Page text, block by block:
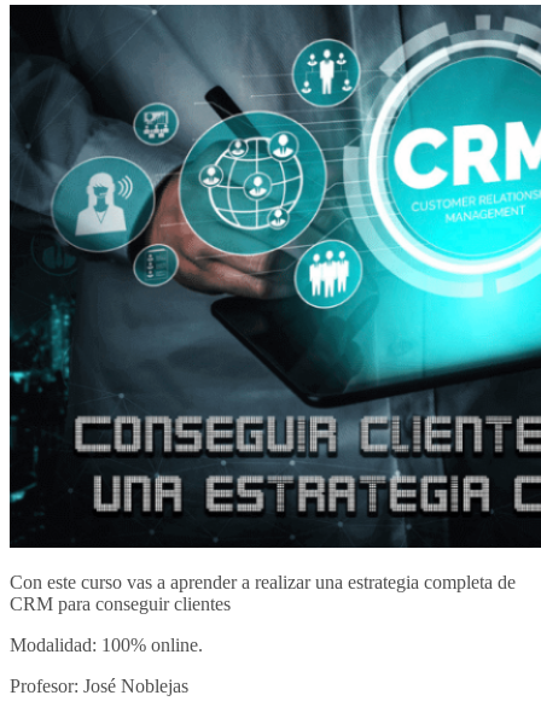
Con este curso vas a aprender a realizar una estrategia completa de
CRM para conseguir clientes
Modalidad: 100% online.
Profesor: José Noblejas